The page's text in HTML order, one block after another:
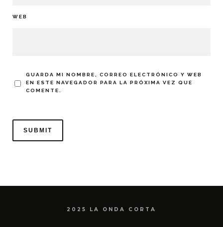
WEB
GUARDA MI NOMBRE, CORREO ELECTRÓNICO Y WEB
EN ESTE NAVEGADOR PARA LA PRÓXIMA VEZ QUE
COMENTE.
2025 LA ONDA CORTA